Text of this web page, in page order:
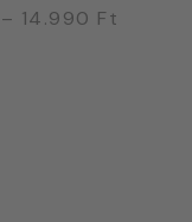
– 14.990 Ft